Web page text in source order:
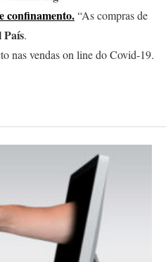
confinamento.“As compras de
País.
nas vendas on line do Covid-19.